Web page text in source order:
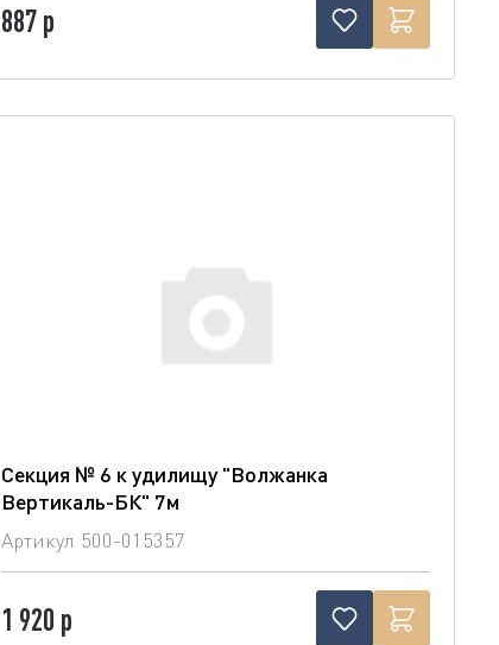
887 р
Секция № 6 к удилищу "Волжанка
Вертикаль-БК" 7м
Артикул 500-015357
1 920 р